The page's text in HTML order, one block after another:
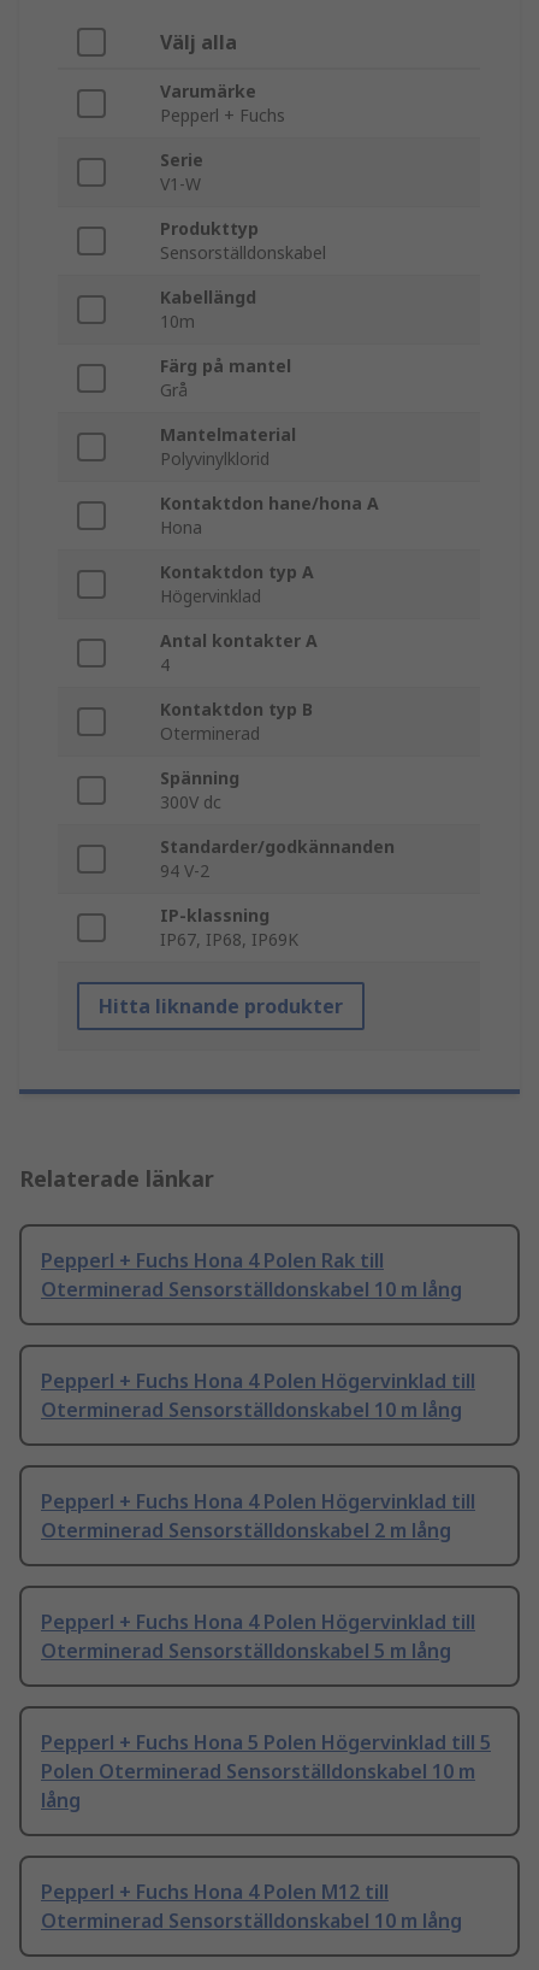
Välj alla
Varumärke
Pepperl + Fuchs
Serie
V1-W
Produkttyp
Sensorställdonskabel
Kabellängd
10m
Färg på mantel
Grå
Mantelmaterial
Polyvinylklorid
Kontaktdon hane/hona A
Hona
Kontaktdon typ A
Högervinklad
Antal kontakter A
4
Kontaktdon typ B
Oterminerad
Spänning
300V dc
Standarder/godkännanden
94 V-2
IP-klassning
IP67, IP68, IP69K
Hitta liknande produkter
Relaterade länkar
Pepperl + Fuchs Hona 4 Polen Rak till
Oterminerad Sensorställdonskabel 10 m lång
Pepperl + Fuchs Hona 4 Polen Högervinklad till
Oterminerad Sensorställdonskabel 10 m lång
Pepperl + Fuchs Hona 4 Polen Högervinklad till
Oterminerad Sensorställdonskabel 2 m lång
Pepperl + Fuchs Hona 4 Polen Högervinklad till
Oterminerad Sensorställdonskabel 5 m lång
Pepperl + Fuchs Hona 5 Polen Högervinklad till 5
Polen Oterminerad Sensorställdonskabel 10 m
lång
Pepperl + Fuchs Hona 4 Polen M12 till
Oterminerad Sensorställdonskabel 10 m lång